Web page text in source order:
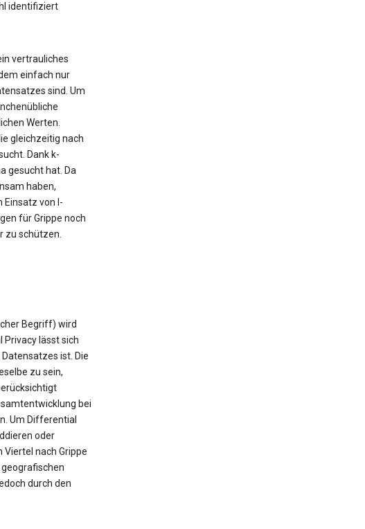
identifiziert
vertrauliches
einfach nur
sind. Um
Werten.
gleichzeitig nach
Dank k-
gesucht hat. Da
haben,
von l-
für Grippe noch
zu schützen.
Begriff) wird
lässt sich
ist. Die
zu sein,
bei
Um Differential
oder
nach Grippe
durch den